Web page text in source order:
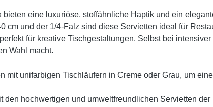
eine luxuriöse, stoffähnliche Haptik und ein
cm und der 1/4-Falz sind diese Servietten ideal für
für kreative Tischgestaltungen. Selbst bei
Wahl macht.
unifarbigen Tischläufern in Creme oder Grau, um
hochwertigen und umweltfreundlichen Servietten